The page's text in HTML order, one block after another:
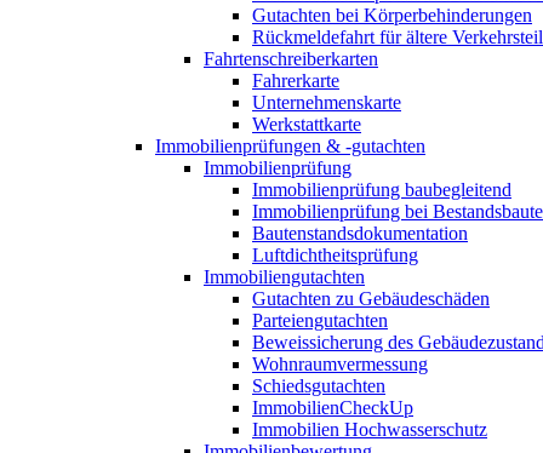
Gutachten bei Körperbehinderungen
Rückmeldefahrt für ältere
Fahrtenschreiberkarten
Fahrerkarte
Unternehmenskarte
Werkstattkarte
Immobilienprüfungen & -gutachten
Immobilienprüfung
Immobilienprüfung baubegleitend
Immobilienprüfung bei
Bautenstandsdokumentation
Luftdichtheitsprüfung
Immobiliengutachten
Gutachten zu Gebäudeschäden
Parteiengutachten
Beweissicherung des
Wohnraumvermessung
Schiedsgutachten
ImmobilienCheckUp
Immobilien Hochwasserschutz